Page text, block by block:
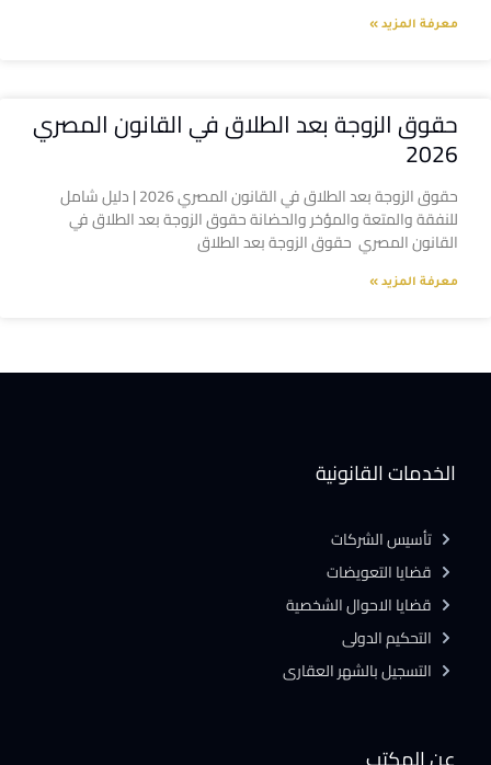
معرفة المزيد »
حقوق الزوجة بعد الطلاق في القانون المصري
2026
حقوق الزوجة بعد الطلاق في القانون المصري 2026 | دليل شامل
للنفقة والمتعة والمؤخر والحضانة حقوق الزوجة بعد الطلاق في
القانون المصري حقوق الزوجة بعد الطلاق
معرفة المزيد »
الخدمات القانونية
تأسيس الشركات
قضايا التعويضات
قضايا الاحوال الشخصية
التحكيم الدولى
التسجيل بالشهر العقارى